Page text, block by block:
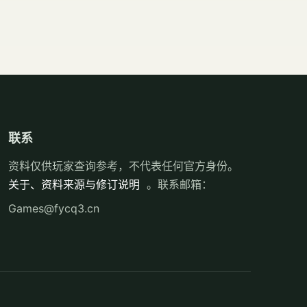
联系
资料仅供玩家查询参考，不代表任何官方身份。
关于、资料来源与修订说明
。联系邮箱：
Games@fycq3.cn